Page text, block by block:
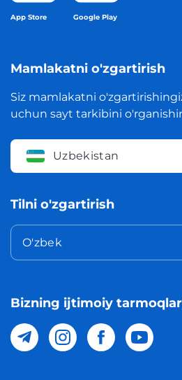
App Store Google Play
Mamlakatni o'zgartirish
Siz mamlakatni
uchun sayt tarkibini
Uzbekistan
Tilni o'zgartirish
O'zbek
Bizning ijtimoiy